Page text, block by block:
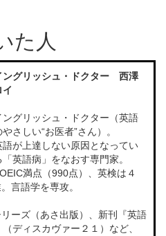
た人
ングリッシュ・ドクター 西澤
イ
ングリッシュ・ドクター（英語
やさしい“お医者”さん）。
語が上達しない原因となってい
「英語病」をなおす専門家。
満点（990点）、英検は４
言語学を専攻。
ーズ（あさ出版）、新刊『英語
ディスカヴァー２１）など、